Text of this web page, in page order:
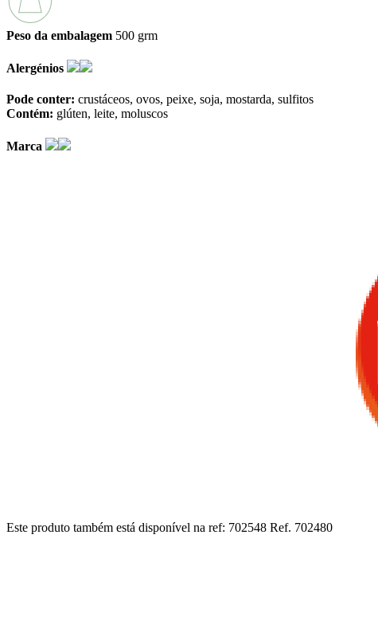
Peso da embalagem 500 grm
Alergénios
Pode conter: crustáceos ovos peixe soja mostarda sulfitos
Contém: glúten leite moluscos
Marca
Este produto também está disponível na ref: 702548 Ref. 702480